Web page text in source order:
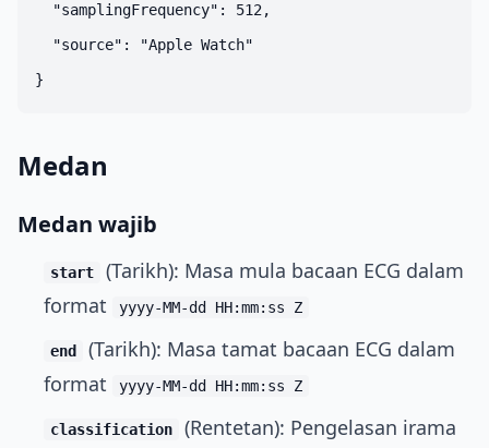
  "samplingFrequency": 512,
  "source": "Apple Watch"
Medan
Medan wajib
start
(Tarikh): Masa mula bacaan ECG dalam
format
yyyy-MM-dd HH:mm:ss Z
end
(Tarikh): Masa tamat bacaan ECG dalam
format
yyyy-MM-dd HH:mm:ss Z
classification
(Rentetan): Pengelasan irama